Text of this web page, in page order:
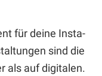
für deine Insta-
sind die
als auf digitalen.